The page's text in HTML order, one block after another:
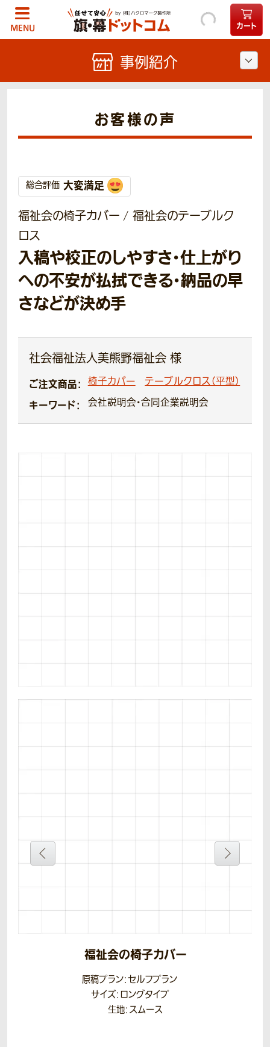
MENU カート
お客様の声
総合評価 大変満足
福祉会の椅子カバー / 福祉会のテーブルク
ロス
入稿や校正のしやすさ・仕上がり
への不安が払拭できる・納品の早
さなどが決め手
社会福祉法人美熊野福祉会 様
ご注文商品： 椅子カバー テーブルクロス（平型）
キーワード： 会社説明会・合同企業説明会
福祉会の椅子カバー
原稿プラン：セルフプラン
サイズ：ロングタイプ
生地：スムース
事例紹介